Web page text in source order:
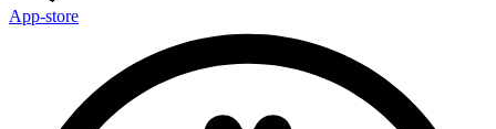
App-store